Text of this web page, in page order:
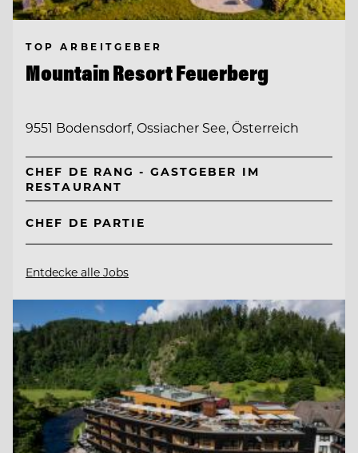
TOP ARBEITGEBER
Mountain Resort Feuerberg
9551 Bodensdorf, Ossiacher See, Österreich
CHEF DE RANG - GASTGEBER IM
RESTAURANT
CHEF DE PARTIE
Entdecke alle Jobs